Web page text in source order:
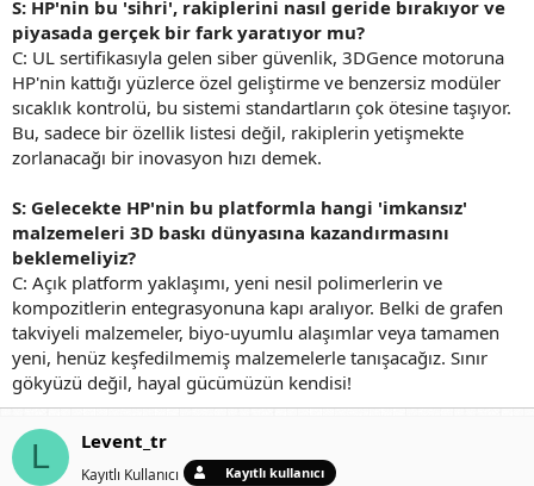
S: HP'nin bu 'sihri', rakiplerini nasıl geride bırakıyor ve
piyasada gerçek bir fark yaratıyor mu?
C: UL sertifikasıyla gelen siber güvenlik, 3DGence motoruna
HP'nin kattığı yüzlerce özel geliştirme ve benzersiz modüler
sıcaklık kontrolü, bu sistemi standartların çok ötesine taşıyor.
Bu, sadece bir özellik listesi değil, rakiplerin yetişmekte
zorlanacağı bir inovasyon hızı demek.
S: Gelecekte HP'nin bu platformla hangi 'imkansız'
malzemeleri 3D baskı dünyasına kazandırmasını
beklemeliyiz?
C: Açık platform yaklaşımı, yeni nesil polimerlerin ve
kompozitlerin entegrasyonuna kapı aralıyor. Belki de grafen
takviyeli malzemeler, biyo-uyumlu alaşımlar veya tamamen
yeni, henüz keşfedilmemiş malzemelerle tanışacağız. Sınır
gökyüzü değil, hayal gücümüzün kendisi!
L Levent_tr
Kayıtlı Kullanıcı Kayıtlı kullanıcı